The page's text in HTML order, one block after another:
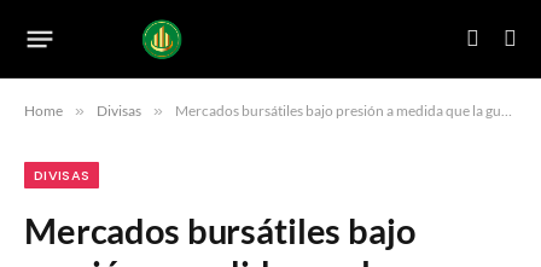
Home » Divisas » Mercados bursátiles bajo presión a medida que la guerra comercial entre Estados Unidos y China se intensifica
DIVISAS
Mercados bursátiles bajo